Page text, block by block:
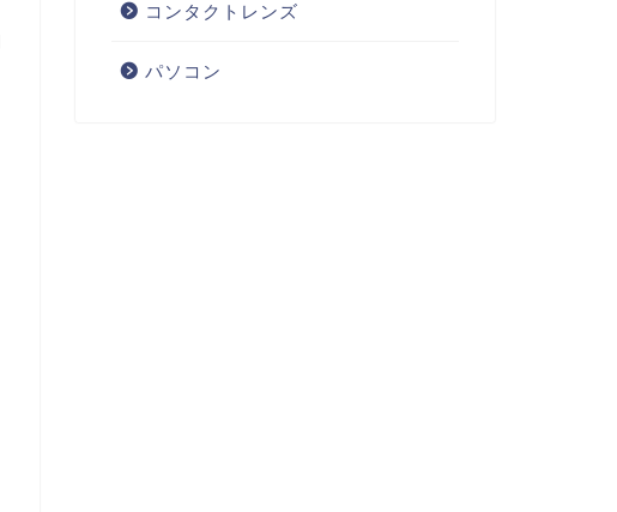
コンタクトレンズ
パソコン